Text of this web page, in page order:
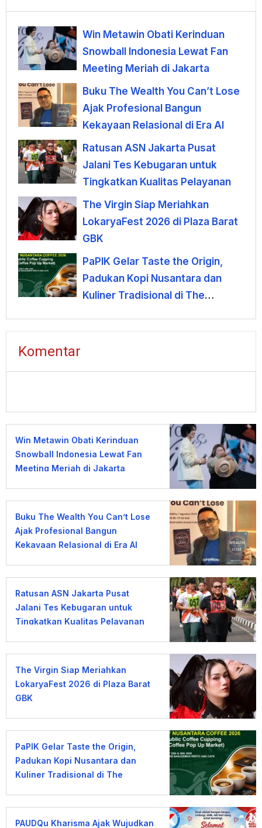
Win Metawin Obati Kerinduan
Snowball Indonesia Lewat Fan
Meeting Meriah di Jakarta
Buku The Wealth You Can’t Lose
Ajak Profesional Bangun
Kekayaan Relasional di Era AI
Ratusan ASN Jakarta Pusat
Jalani Tes Kebugaran untuk
Tingkatkan Kualitas Pelayanan
The Virgin Siap Meriahkan
LokaryaFest 2026 di Plaza Barat
GBK
PaPIK Gelar Taste the Origin,
Padukan Kopi Nusantara dan
Kuliner Tradisional di The
Komentar
Win Metawin Obati Kerinduan
Snowball Indonesia Lewat Fan
Meeting Meriah di Jakarta
Buku The Wealth You Can’t Lose
Ajak Profesional Bangun
Kekayaan Relasional di Era AI
Ratusan ASN Jakarta Pusat
Jalani Tes Kebugaran untuk
Tingkatkan Kualitas Pelayanan
The Virgin Siap Meriahkan
LokaryaFest 2026 di Plaza Barat
GBK
PaPIK Gelar Taste the Origin,
Padukan Kopi Nusantara dan
Kuliner Tradisional di The
PAUDQu Kharisma Ajak Wujudkan